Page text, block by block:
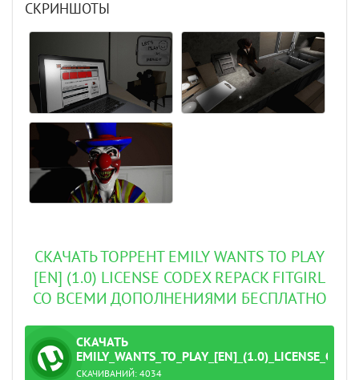
СКРИНШОТЫ
СКАЧАТЬ ТОРРЕНТ EMILY WANTS TO PLAY
[EN] (1.0) LICENSE CODEX REPACK FITGIRL
СО ВСЕМИ ДОПОЛНЕНИЯМИ БЕСПЛАТНО
СКАЧАТЬ
ТОРРЕНТ
СКАЧИВАНИЙ: 4034